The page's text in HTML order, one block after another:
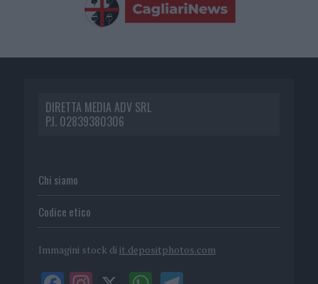
DIRETTA MEDIA ADV SRL
P.I. 02839380306
Chi siamo
Codice etico
Immagini stock di it.depositphotos.com